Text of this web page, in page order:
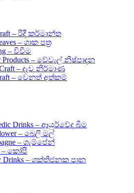
– රිදී කර්මාන්ත
– ශාක පත්‍ර
– විවීම
Products – වේවැල් නිෂ්පාදන
– දැව නිර්මාණ
– වෙනත් අත්කම්
Drinks – ආයුර්වේද බීම
– බෙලි මල්
– ශැම්පේන්
– කෝපී
Drinks – ශක්තිජනක පාන